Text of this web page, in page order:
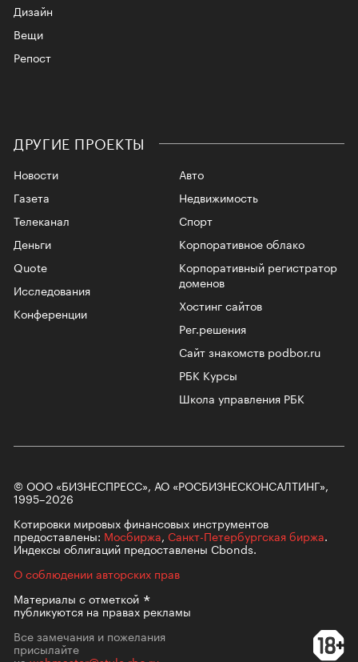
Дизайн
Вещи
Репост
ДРУГИЕ ПРОЕКТЫ
Новости
Газета
Телеканал
Авто
Недвижимость
Спорт
Корпоративное облако
Корпоративный регистратор
доменов
Хостинг сайтов
Рег.решения
Сайт знакомств podbor.ru
РБК Курсы
Школа управления РБК
Деньги
Quote
Исследования
Конференции
© ООО «БИЗНЕСПРЕСС», АО «РОСБИЗНЕСКОНСАЛТИНГ»,
1995–2026
Котировки мировых финансовых инструментов
предоставлены: Мосбиржа, Санкт-Петербургская биржа.
Индексы облигаций предоставлены Cbonds.
О соблюдении авторских прав
Материалы сотметкой
публикуются на правах рекламы
Все замечания и пожелания
присылайте